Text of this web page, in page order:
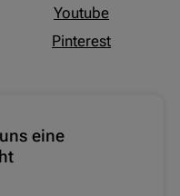
Youtube
Pinterest
eine